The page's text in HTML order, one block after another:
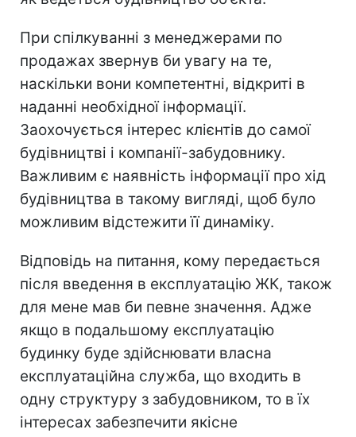
При спілкуванні з менеджерами по
продажах звернув би увагу на те,
наскільки вони компетентні, відкриті в
наданні необхідної інформації.
Заохочується інтерес клієнтів до самої
будівництві і компанії-забудовнику.
Важливим є наявність інформації про хід
будівництва в такому вигляді, щоб було
можливим відстежити її динаміку.
Відповідь на питання, кому передається
після введення в експлуатацію ЖК, також
для мене мав би певне значення. Адже
якщо в подальшому експлуатацію
будинку буде здійснювати власна
експлуатаційна служба, що входить в
одну структуру з забудовником, то в їх
інтересах забезпечити якісне